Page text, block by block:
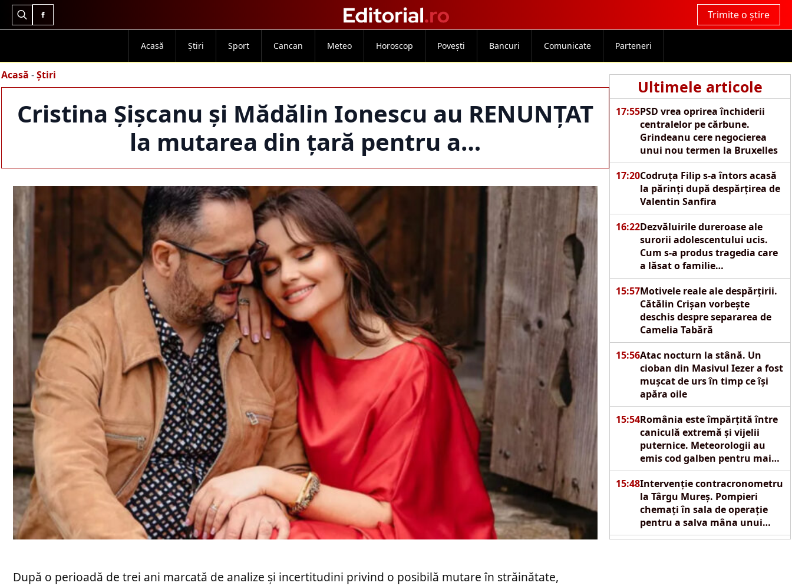
Search
Trimite o știre
Acasă Știri Sport Cancan Meteo Horoscop Povești Bancuri Comunicate Parteneri
Acasă -Știri
Cristina Șișcanu și Mădălin Ionescu au RENUNȚAT
la mutarea din țară pentru a…
Ultimele articole
17:55PSD vrea oprirea închiderii
centralelor pe cărbune.
Grindeanu cere negocierea
unui nou termen la Bruxelles
17:20Codruța Filip s-a întors acasă
la părinți după despărțirea de
Valentin Sanfira
16:22Dezvăluirile dureroase ale
surorii adolescentului ucis.
Cum s-a produs tragedia care
a lăsat o familie
îngenuncheată de durere
15:57Motivele reale ale despărțirii.
Cătălin Crișan vorbește
deschis despre separarea de
Camelia Tabără
15:56Atac nocturn la stână. Un
cioban din Masivul Iezer a fost
mușcat de urs în timp ce își
apăra oile
15:54România este împărțită între
caniculă extremă și vijelii
puternice. Meteorologii au
emis cod galben pentru mai
multe regiuni
15:48Intervenție contracronometru
la Târgu Mureș. Pompieri
chemați în sala de operație
pentru a salva mâna unui
copil de doi ani
După o perioadă de trei ani marcată de analize și incertitudini privind o posibilă mutare în străinătate,